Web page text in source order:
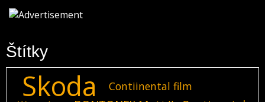
Štítky
Skoda Contiinental film